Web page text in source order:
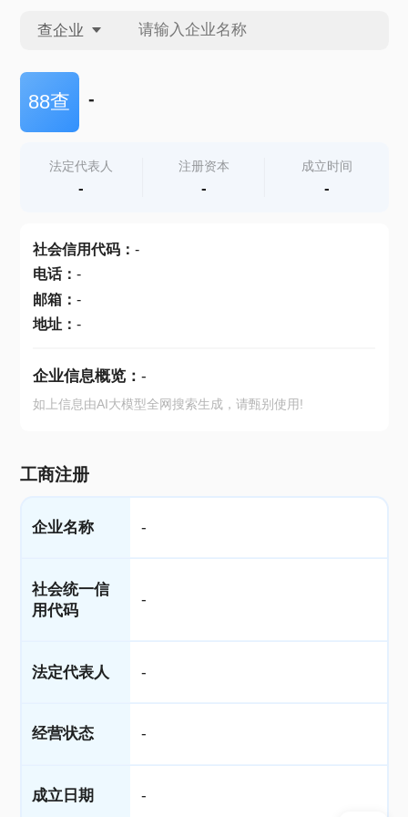
查企业
查企业
查产地
88查 -
法定代表人
-
注册资本
-
成立时间
-
社会信用代码： -
电话： -
邮箱： -
地址： -
企业信息概览： -
如上信息由AI大模型全网搜索生成，请甄别使用!
工商注册
企业名称 -
社会统一信
用代码
-
法定代表人 -
经营状态 -
成立日期 -